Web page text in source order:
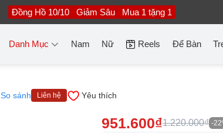
Đồng Hồ 10/10 Giảm Sâu Mua 1 tặng 1
Danh Mục Nam Nữ Reels Để Bàn
So sánh Liên hệ Yêu thích
951.600₫1.220.000₫ -